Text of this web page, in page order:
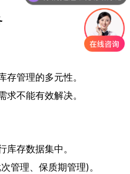
管理的多元性。
求不能有效解决。
存数据集中。
管理、保质期管理)。